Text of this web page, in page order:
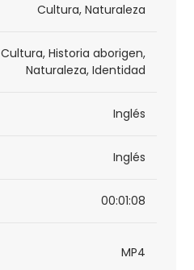
Cultura, Naturaleza
Cultura, Historia aborigen,
Naturaleza, Identidad
Inglés
Inglés
00:01:08
MP4